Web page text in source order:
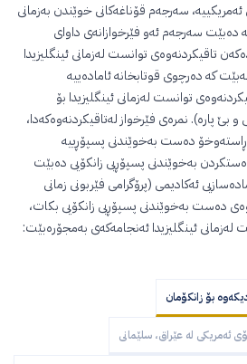
ئەمریکییە، سەرجەم قۆناغەکانی خوێندن بەزمانی
دەبێت سەرجەم ئەو فێرخوازانەی داوای
تاقیکردنەوەی توانست لەزمانی ئینگلیزیدا
کە دەرچوی قوتابخانە ئامادەییە
توانست لەزمانی ئینگلیزیدا بۆ
بێ پارە). نمرەی فێرخواز لەتاقیکردنەوەکەدا،
ڕاستەوخۆ دەست بەخوێندنی پسپۆڕییە
بەخوێندنی پسپۆڕیی زانکۆیی دەبێت
ئەکادیمی (پرۆگرامی فێربونی زمانی
دەست بەخوێندنی پسپۆڕیی زانکۆیی بکات،
ئینگلیزیدا ئەنجامەکەی بەمجۆرەبێت:
بۆ زانکۆمان
ئەمریکی لە عێراق، سلێمانی